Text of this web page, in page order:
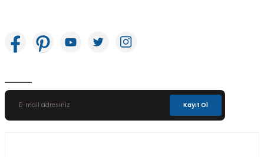
Kayıt Ol